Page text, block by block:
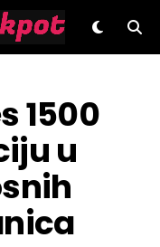
1500
u